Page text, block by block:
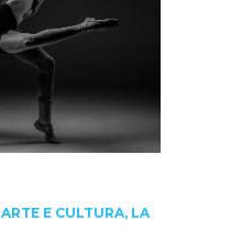
ARTE E CULTURA, LA